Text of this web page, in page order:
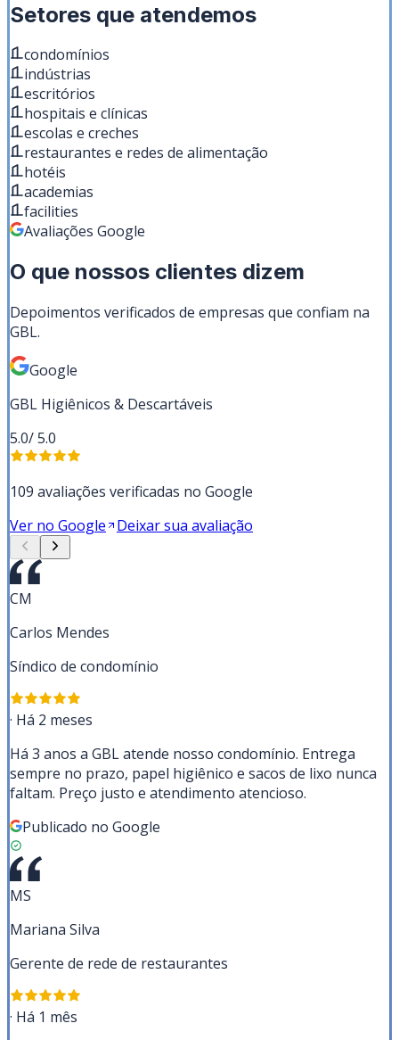
Setores que atendemos
condomínios
indústrias
escritórios
hospitais e clínicas
escolas e creches
restaurantes e redes de alimentação
hotéis
academias
facilities
Avaliações Google
O que nossos clientes dizem
Depoimentos verificados de empresas que confiam na
GBL.
Google
GBL Higiênicos & Descartáveis
5.0/ 5.0
109 avaliações verificadas no Google
Ver no Google
Deixar sua avaliação
CM
Carlos Mendes
Síndico de condomínio
· Há 2 meses
Há 3 anos a GBL atende nosso condomínio. Entrega
sempre no prazo, papel higiênico e sacos de lixo nunca
faltam. Preço justo e atendimento atencioso.
Publicado no Google
MS
Mariana Silva
Gerente de rede de restaurantes
· Há 1 mês